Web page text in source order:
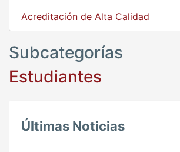
Acreditación de Alta Calidad
Subcategorías
Estudiantes
Últimas Noticias